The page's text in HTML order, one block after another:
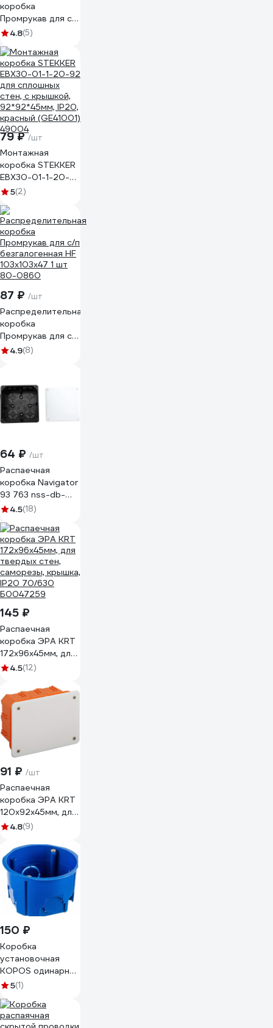
коробка
Промрукав для с/п
безгалогенная HF
0860 С
4.8(5)
79 ₽/шт
Монтажная
коробка STEKKER
EBX30-01-1-20-92
для сплошных
92*92*45мм, IP20,
красный (GE41001)
49004
5(2)
87 ₽ /шт
Распределительная
коробка
Промрукав для с/п
безгалогенная HF
4.9(8)
64 ₽ /шт
Распаечная
коробка Navigator
93 763 nss-db-
sw-100-100-50-
монтажа с
крышкой 93763
4.5(18)
145 ₽
Распаечная
коробка ЭРА KRT
172х96х45мм, для
твердых стен,
IP20 70/630
Б0047259
4.5(12)
91 ₽ /шт
Распаечная
коробка ЭРА KRT
120х92х45мм, для
твердых стен,
IP20, 98/882
Б0047257
4.8(9)
150 ₽
Коробка
установочная
KOPOS одинарная
Symple для
D=68x45 мм KU
68-45/1 (KA)
5(1)